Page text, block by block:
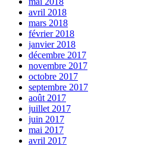
avril 2018
mars 2018
février 2018
janvier 2018
décembre 2017
novembre 2017
octobre 2017
septembre 2017
août 2017
juillet 2017
juin 2017
mai 2017
avril 2017